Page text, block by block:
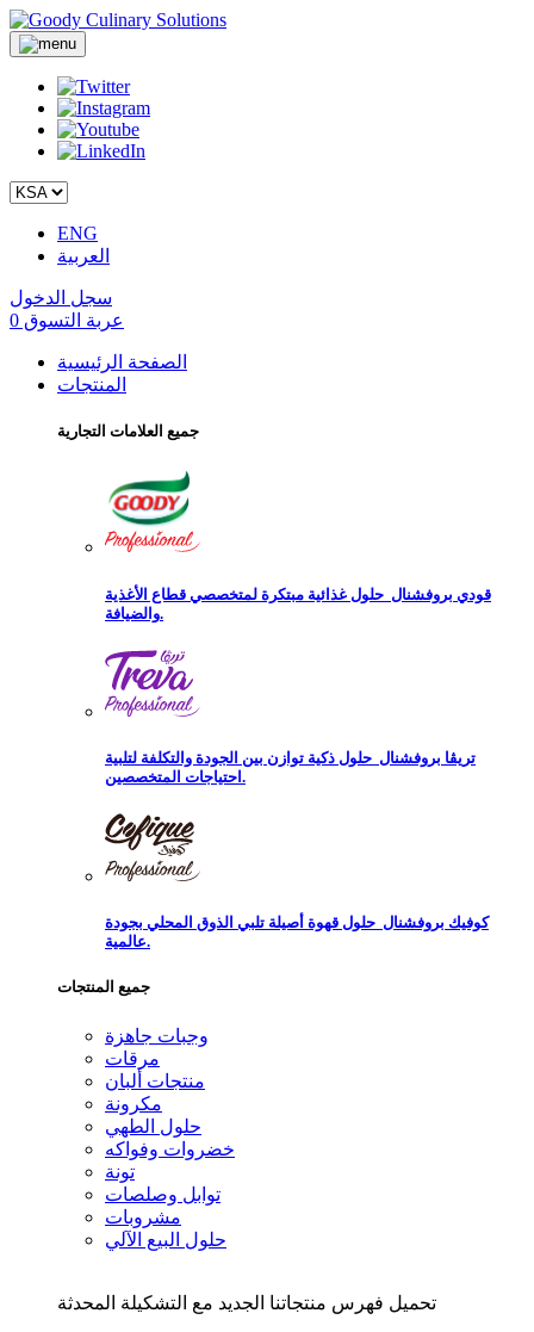
ENG
العربية
سجل الدخول
عربة التسوق 0
الصفحة الرئيسية
المنتجات
جميع العلامات التجارية
قودي بروفشنال حلول غذائية مبتكرة لمتخصصي قطاع الأغذية
والضيافة.
تريڨا بروفشنال حلول ذكية توازن بين الجودة والتكلفة لتلبية
احتياجات المتخصصين.
كوفيك بروفشنال حلول قهوة أصيلة تلبي الذوق المحلي بجودة
عالمية.
جميع المنتجات
وجبات جاهزة
مرقات
منتجات ألبان
مكرونة
حلول الطهي
خضروات وفواكه
تونة
توابل وصلصات
مشروبات
حلول البيع الآلي
تحميل فهرس منتجاتنا الجديد مع التشكيلة المحدثة